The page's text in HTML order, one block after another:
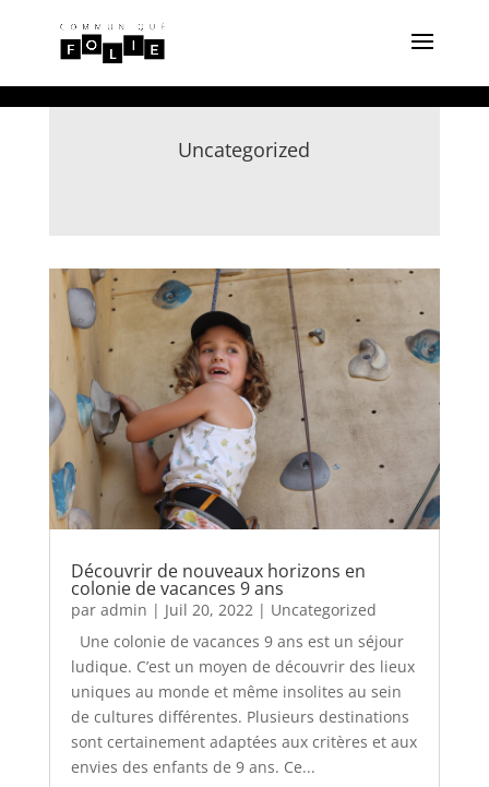
Uncategorized
Découvrir de nouveaux horizons en
colonie de vacances 9 ans
par admin | Juil 20, 2022| Uncategorized
Une colonie de vacances 9 ans est un séjour
ludique. C’est un moyen de découvrir des lieux
uniques au monde et même insolites au sein
de cultures différentes. Plusieurs destinations
sont certainement adaptées aux critères et aux
envies des enfants de 9 ans. Ce...